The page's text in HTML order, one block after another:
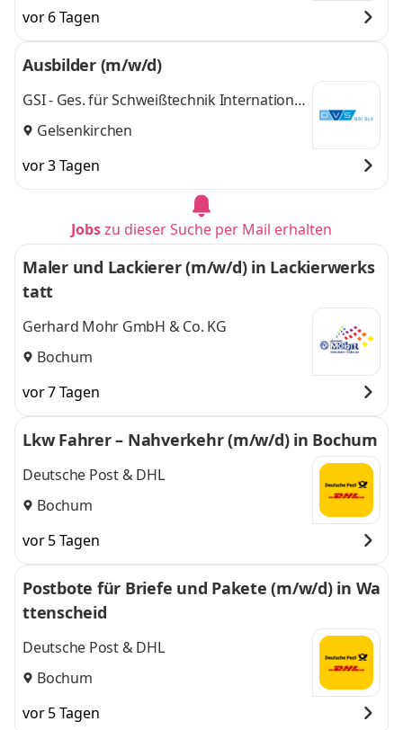
vor 6 Tagen
Ausbilder (m/w/d)
GSI - Ges. für Schweißtechnik International
mbHGelsenkirchen
vor 3 Tagen
Jobszu dieser Suche per Mail erhalten
Maler und Lackierer (m/w/d) in Lackierwerks
tatt
Gerhard Mohr GmbH & Co. KG
Bochum
vor 7 Tagen
Lkw Fahrer – Nahverkehr (m/w/d) in Bochum
Deutsche Post & DHL
Bochum
vor 5 Tagen
Postbote für Briefe und Pakete (m/w/d) in Wa
ttenscheid
Deutsche Post & DHL
Bochum
vor 5 Tagen